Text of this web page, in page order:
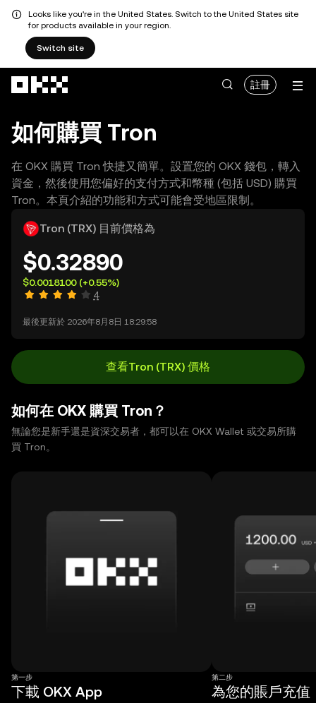
Looks like you're in the United States. Switch to the United States site
for products available in your region.
Switch site
註冊
如何購買 Tron
在 OKX 購買 Tron 快捷又簡單。設置您的 OKX 錢包，轉入
資金，然後使用您偏好的支付方式和幣種 (包括 USD) 購買
Tron。本頁介紹的功能和方式可能會受地區限制。
Tron (TRX) 目前價格為
$0.32890
$0.0018100(+0.55%)
4
最後更新於 2026年8月8日 18:29:58
查看Tron (TRX) 價格
如何在 OKX 購買 Tron？
無論您是新手還是資深交易者，都可以在 OKX Wallet 或交易所購
買 Tron。
第一步
下載 OKX App
第二步
為您的賬戶充值